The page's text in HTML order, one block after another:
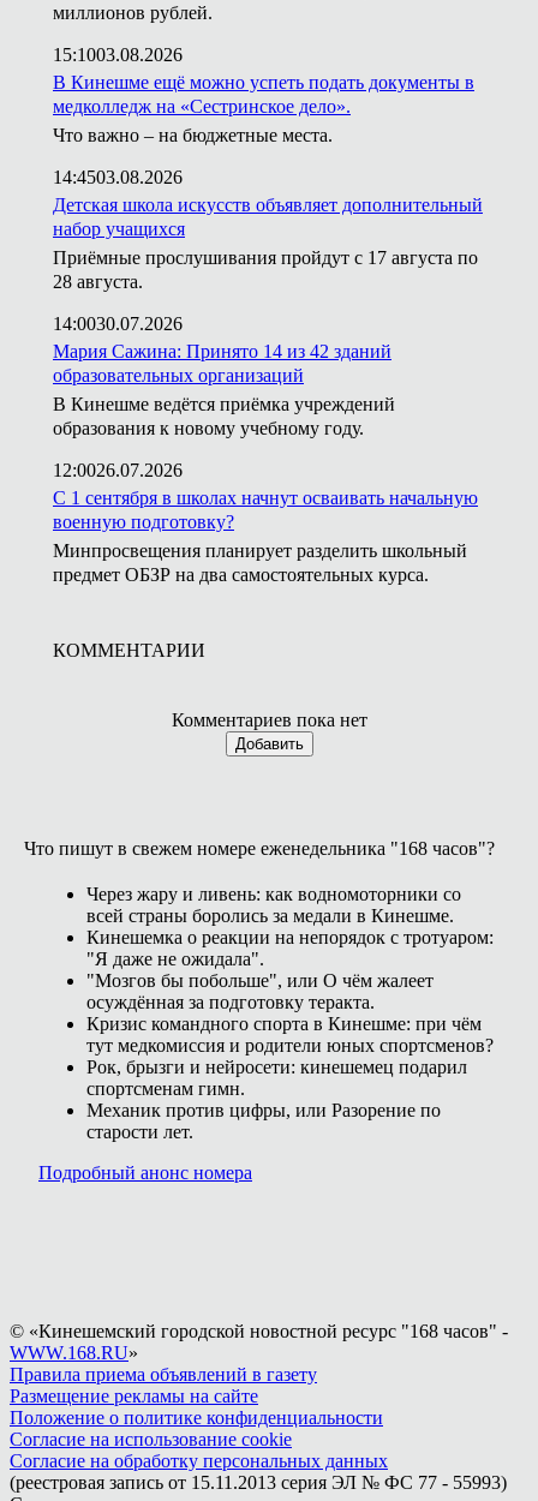
миллионов рублей.
15:1003.08.2026
В Кинешме ещё можно успеть подать документы в
медколледж на «Сестринское дело».
Что важно – на бюджетные места.
14:4503.08.2026
Детская школа искусств объявляет дополнительный
набор учащихся
Приёмные прослушивания пройдут с 17 августа по
28 августа.
14:0030.07.2026
Мария Сажина: Принято 14 из 42 зданий
образовательных организаций
В Кинешме ведётся приёмка учреждений
образования к новому учебному году.
12:0026.07.2026
С 1 сентября в школах начнут осваивать начальную
военную подготовку?
Минпросвещения планирует разделить школьный
предмет ОБЗР на два самостоятельных курса.
КОММЕНТАРИИ
Комментариев пока нет
Добавить
Что пишут в свежем номере еженедельника "168 часов"?
Через жару и ливень: как водномоторники со
всей страны боролись за медали в Кинешме.
Кинешемка о реакции на непорядок с тротуаром:
"Я даже не ожидала".
"Мозгов бы побольше", или О чём жалеет
осуждённая за подготовку теракта.
Кризис командного спорта в Кинешме: при чём
тут медкомиссия и родители юных спортсменов?
Рок, брызги и нейросети: кинешемец подарил
спортсменам гимн.
Механик против цифры, или Разорение по
старости лет.
Подробный анонс номера
© «Кинешемский городской новостной ресурс "168 часов" -
WWW.168.RU»
Правила приема объявлений в газету
Размещение рекламы на сайте
Положение о политике конфиденциальности
Согласие на использование cookie
Согласие на обработку персональных данных
(реестровая запись от 15.11.2013 серия ЭЛ № ФС 77 - 55993)